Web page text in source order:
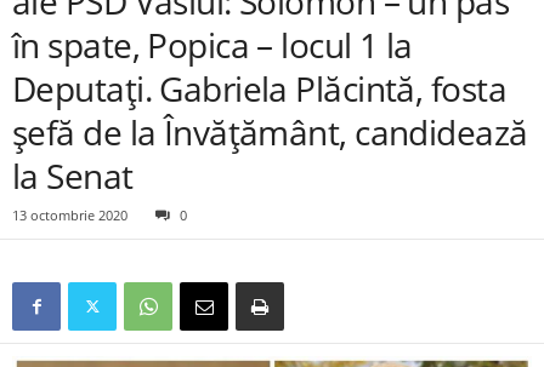
în spate, Popica – locul 1 la
Deputați. Gabriela Plăcintă, fosta
șefă de la Învățământ, candidează
la Senat
13 octombrie 2020 0